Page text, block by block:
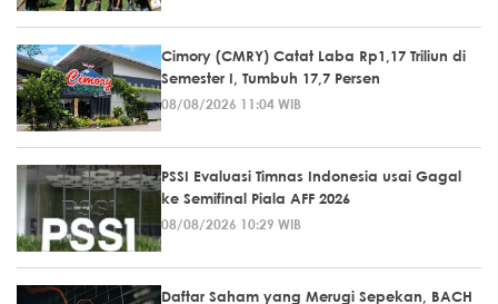
Cimory (CMRY) Catat Laba Rp1,17 Triliun di
Semester I, Tumbuh 17,7 Persen
08/08/2026 11:04 WIB
PSSI Evaluasi Timnas Indonesia usai Gagal
ke Semifinal Piala AFF 2026
08/08/2026 10:29 WIB
Daftar Saham yang Merugi Sepekan, BACH